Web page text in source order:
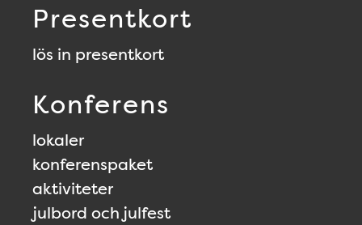
Presentkort
lös in presentkort
Konferens
lokaler
konferenspaket
aktiviteter
julbord och julfest